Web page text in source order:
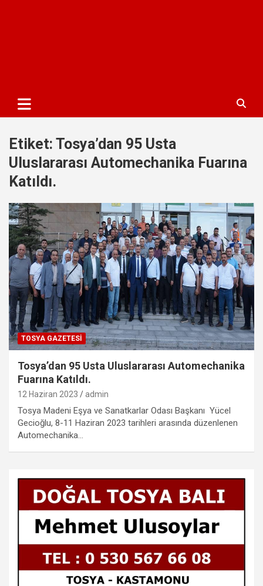
Etiket: Tosya’dan 95 Usta
Uluslararası Automechanika Fuarına
Katıldı.
TOSYA GAZETESI
Tosya’dan 95 Usta Uluslararası Automechanika
Fuarına Katıldı.
12 Haziran 2023 admin
Tosya Madeni Eşya ve Sanatkarlar Odası Başkanı Yücel
Gecioğlu, 8-11 Haziran 2023 tarihleri arasında düzenlenen
Automechanika…